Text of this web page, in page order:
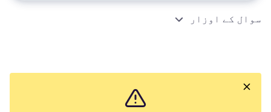
سوال کے اوزار